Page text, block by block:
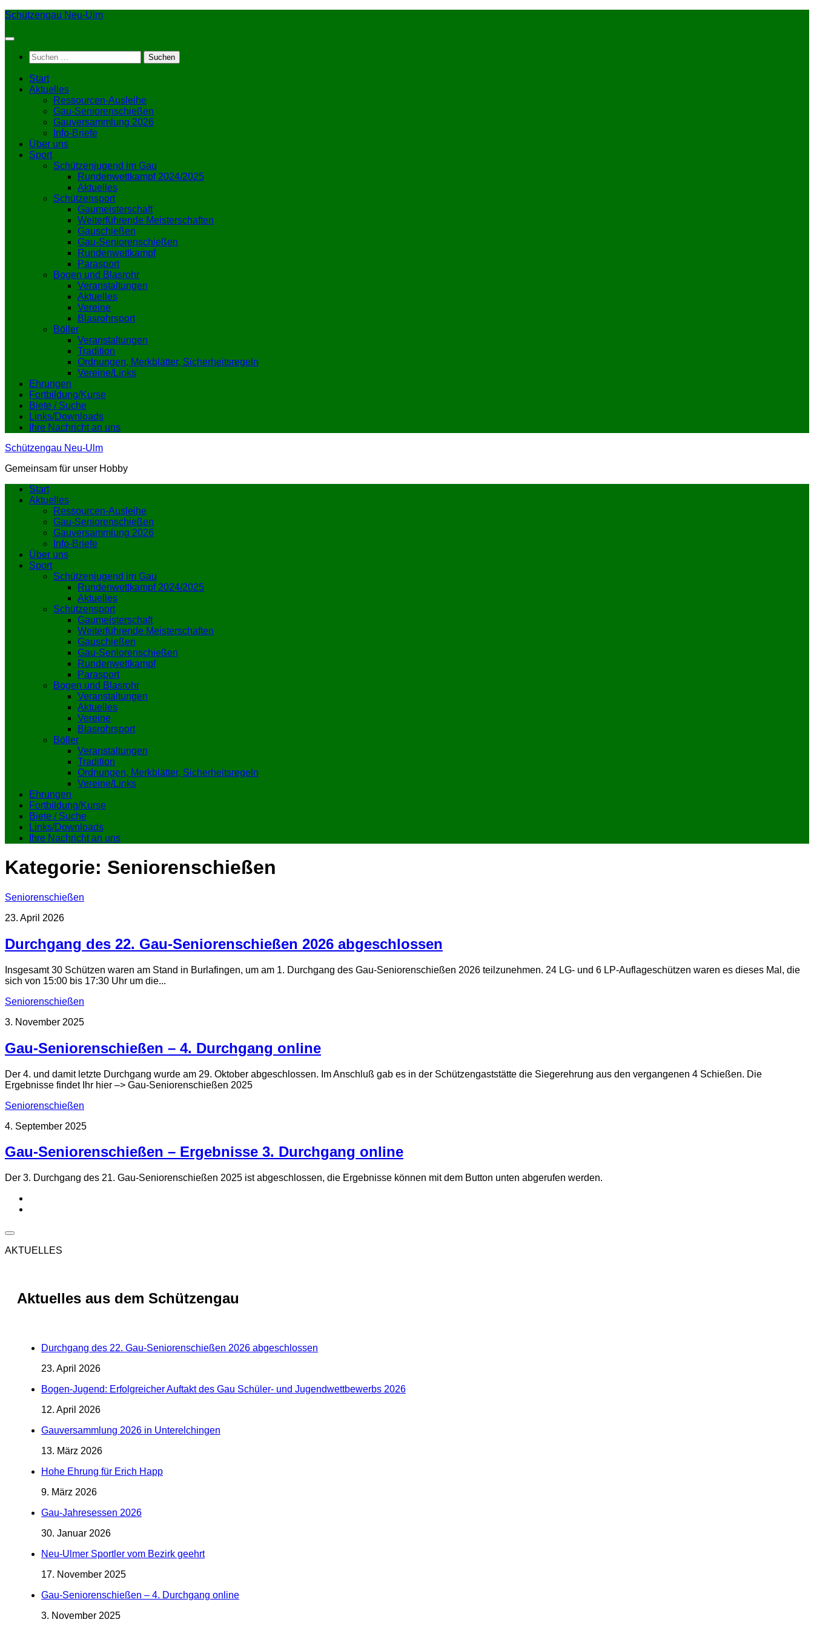
Zum
springen
Schützengau Neu-Ulm
Suchen
nach:
Start
Aktuelles
Ressourcen-Ausleihe
Gau-Seniorenschießen
Gauversammlung 2026
Info-Briefe
Über uns
Sport
Schützenjugend im Gau
Rundenwettkampf 2024/2025
Aktuelles
Schützensport
Gaumeisterschaft
Weiterführende Meisterschaften
Gauschießen
Gau-Seniorenschießen
Rundenwettkampf
Parasport
Bogen und Blasrohr
Veranstaltungen
Aktuelles
Vereine
Blasrohrsport
Böller
Veranstaltungen
Tradition
Ordnungen, Merkblätter, Sicherheitsregeln
Vereine/Links
Ehrungen
Fortbildung/Kurse
Biete / Suche
Links/Downloads
Ihre Nachricht an uns
Schützengau Neu-Ulm
Gemeinsam für unser Hobby
Start
Aktuelles
Ressourcen-Ausleihe
Gau-Seniorenschießen
Gauversammlung 2026
Info-Briefe
Über uns
Sport
Schützenjugend im Gau
Rundenwettkampf 2024/2025
Aktuelles
Schützensport
Gaumeisterschaft
Weiterführende Meisterschaften
Gauschießen
Gau-Seniorenschießen
Rundenwettkampf
Parasport
Bogen und Blasrohr
Veranstaltungen
Aktuelles
Vereine
Blasrohrsport
Böller
Veranstaltungen
Tradition
Ordnungen, Merkblätter, Sicherheitsregeln
Vereine/Links
Ehrungen
Fortbildung/Kurse
Biete / Suche
Links/Downloads
Ihre Nachricht an uns
Kategorie: Seniorenschießen
Seniorenschießen
23. April 2026
Durchgang des 22. Gau-Seniorenschießen 2026 abgeschlossen
Insgesamt 30 Schützen waren am Stand in Burlafingen, um am 1. Durchgang des Gau-Seniorenschießen 2026 teilzunehmen. 24 LG- und 6 LP-Auflageschützen waren es dieses Mal, die
sich von 15:00 bis 17:30 Uhr um die...
Seniorenschießen
3. November 2025
Gau-Seniorenschießen – 4. Durchgang online
Der 4. und damit letzte Durchgang wurde am 29. Oktober abgeschlossen. Im Anschluß gab es in der Schützengaststätte die Siegerehrung aus den vergangenen 4 Schießen. Die
Ergebnisse findet Ihr hier –> Gau-Seniorenschießen 2025
Seniorenschießen
4. September 2025
Gau-Seniorenschießen – Ergebnisse 3. Durchgang online
Der 3. Durchgang des 21. Gau-Seniorenschießen 2025 ist abgeschlossen, die Ergebnisse können mit dem Button unten abgerufen werden.
AKTUELLES
Aktuelles aus dem Schützengau
Durchgang des 22. Gau-Seniorenschießen 2026 abgeschlossen
23. April 2026
Bogen-Jugend: Erfolgreicher Auftakt des Gau Schüler- und Jugendwettbewerbs 2026
12. April 2026
Gauversammlung 2026 in Unterelchingen
13. März 2026
Hohe Ehrung für Erich Happ
9. März 2026
Gau-Jahresessen 2026
30. Januar 2026
Neu-Ulmer Sportler vom Bezirk geehrt
17. November 2025
Gau-Seniorenschießen – 4. Durchgang online
3. November 2025